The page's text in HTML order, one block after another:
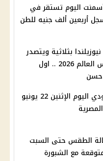
اليوم تستقر في
أربعين ألف جنيه للطن
بثلاثية ويتصدر
مجموعته في كأس العالم 2026 .. اول
حسن
سعر الريال السعودي اليوم الإثنين 22 يونيو
الطقس حتى السبت
مع الشبورة